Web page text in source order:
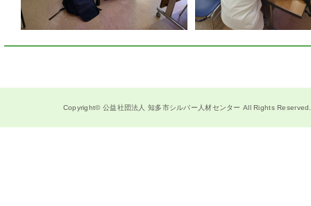
Copyright© 公益社団法人 知多市シルバー人材センター All Rights